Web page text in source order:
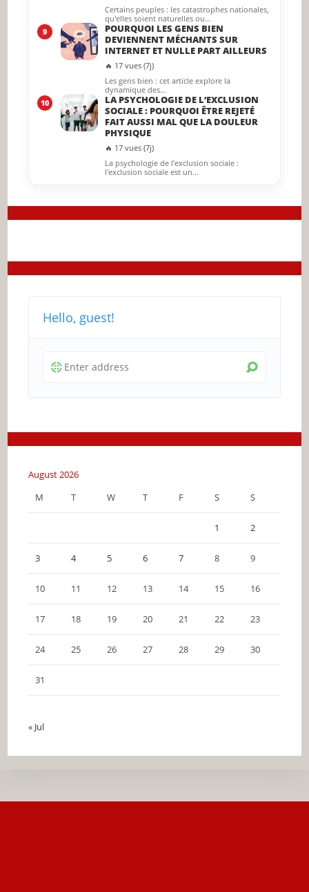
Certains peuples : les catastrophes nationales,
qu'elles soient naturelles ou…
9
POURQUOI LES GENS BIEN
DEVIENNENT MÉCHANTS SUR
INTERNET ET NULLE PART AILLEURS
🔥 17 vues (7j)
Les gens bien : cet article explore la
dynamique des…
10
LA PSYCHOLOGIE DE L’EXCLUSION
SOCIALE : POURQUOI ÊTRE REJETÉ
FAIT AUSSI MAL QUE LA DOULEUR
PHYSIQUE
🔥 17 vues (7j)
La psychologie de l'exclusion sociale :
l'exclusion sociale est un…
Hello, guest!
August 2026
M
T W T F S S
1 2
3 4 5 6 7 8 9
10 11 12 13 14 15 16
17 18 19 20 21 22 23
24 25 26 27 28 29 30
31
« Jul